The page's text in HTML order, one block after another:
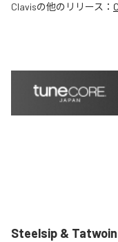
Clavisの他のリリース：
Steelsip &